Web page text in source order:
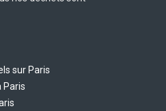
sur Paris
Paris